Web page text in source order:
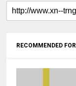
RECOMMENDED